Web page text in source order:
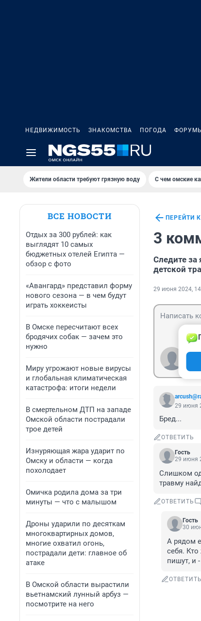
НЕДВИЖИМОСТЬ ЗНАКОМСТВА ПОГОДА ФОРУМЫ
Жители области требуют грязную воду С чем омские
ВСЕ НОВОСТИ
Отдых за 300 рублей: как
выглядят 10 самых
бюджетных отелей Египта —
обзор с фото
«Авангард» представил форму
нового сезона — в чем будут
играть хоккеисты
В Омске пересчитают всех
бродячих собак — зачем это
нужно
Миру угрожают новые вирусы
и глобальная климатическая
катастрофа: итоги недели
В смертельном ДТП на западе
Омской области пострадали
трое детей
Изнуряющая жара ударит по
Омску и области — когда
похолодает
Омичка родила дома за три
минуты — что с малышом
Дроны ударили по десяткам
многоквартирных домов,
многие охватил огонь,
пострадали дети: главное об
атаке
В Омской области вырастили
вьетнамский лунный арбуз —
посмотрите на него
ПЕРЕЙТИ
3
Следите
детской
29 июня 2024,
Гость
29 июня
Бред...
ОТВЕТИТЬ
Гость
29 июня
Слишком
травму
ОТВЕТИТЬ
Гость
30
А рядом
себя.
пишут, и
ОТВЕТИТЬ